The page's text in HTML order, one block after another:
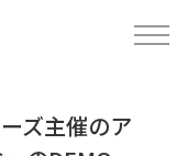
ズ主催のア